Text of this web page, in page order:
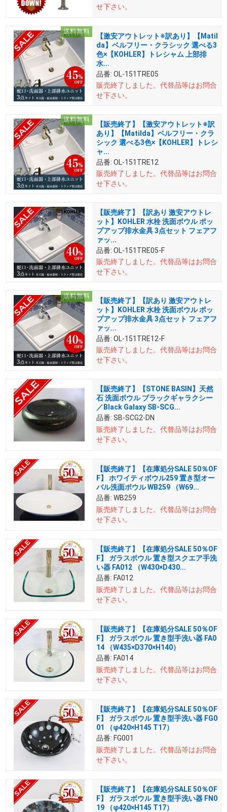
せ下さい。
送料無料
【激安アウトレット※訳あり】【Matil
da】ベルフリー・クラシック 選べる3
色×【KOHLER】トレシャム 上部排
水...
品番: OL-151TRE05
販売終了しました。 代替品等はお問合
せ下さい。
送料無料
【販売終了】【激安アウトレット※訳
あり】【Matilda】ベルフリー・クラ
シック 選べる3色×【KOHLER】トレシ
ャ...
品番: OL-151TRE12
販売終了しました。 代替品等はお問合
せ下さい。
【販売終了】【訳あり 激安アウトレ
ット】KOHLER 水栓 洗面ボウル ポッ
プアップ排水金具 3点セット フェアフ
ァッ...
品番: OL-151TRE05-F
販売終了しました。 代替品等はお問合
せ下さい。
送料無料
【販売終了】【訳あり 激安アウトレ
ット】KOHLER 水栓 洗面ボウル ポッ
プアップ排水金具 3点セット フェアフ
ァッ...
品番: OL-151TRE12-F
販売終了しました。 代替品等はお問合
せ下さい。
【販売終了】【STONE BASIN】天然
石 洗面ボウル ブラックギャラクシー
／Black Galaxy SB-SCG...
品番: SB-SCG2-DN
販売終了しました。 代替品等はお問合
せ下さい。
【販売終了】【在庫処分SALE 50％OF
F】 ホワイティボウル259 置き型オー
バル洗面ボウル WB259 （W69...
品番: WB259
販売終了しました。 代替品等はお問合
せ下さい。
【販売終了】【在庫処分SALE 50％OF
F】 ガラスボウル 置き型スクエア手洗
い器 FA012 （W430×D430...
品番: FA012
販売終了しました。 代替品等はお問合
せ下さい。
【販売終了】【在庫処分SALE 50％OF
F】 ガラスボウル 置き型手洗い器 FA0
14 （W435×D370×H140）
品番: FA014
販売終了しました。 代替品等はお問合
せ下さい。
【販売終了】【在庫処分SALE 50％OF
F】 ガラスボウル 置き型手洗い器 FG0
01 （φ420×H145 T17）
品番: FG001
販売終了しました。 代替品等はお問合
せ下さい。
【販売終了】【在庫処分SALE 50％OF
F】 ガラスボウル 置き型手洗い器 FN0
19 （φ420×H145 T17）